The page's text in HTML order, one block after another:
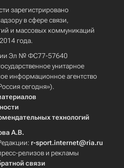
зарегистрировано
в сфере связи,
и массовых коммуникаций
года.
Эл № ФС77-57640
унитарное
информационное агентство
сегодня»).
технологий
А.В.
r-sport.internet@ria.ru
релизов и рекламы
связи